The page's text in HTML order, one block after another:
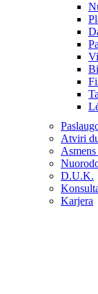
Atviri
D.U.K.
Karjera